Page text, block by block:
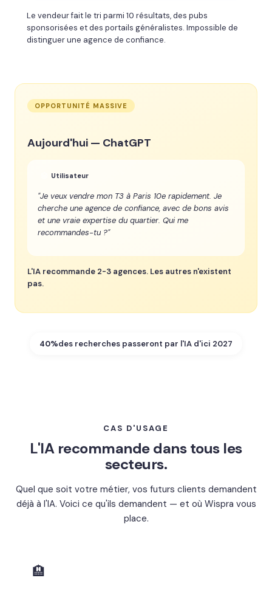
Le vendeur fait le tri parmi 10 résultats, des pubs
sponsorisées et des portails généralistes. Impossible de
distinguer une agence de confiance.
OPPORTUNITÉ MASSIVE
Aujourd'hui — ChatGPT
Utilisateur
"Je veux vendre mon T3 à Paris 10e rapidement. Je
cherche une agence de confiance, avec de bons avis
et une vraie expertise du quartier. Qui me
recommandes-tu ?"
L'IA recommande 2-3 agences. Les autres n'existent
pas.
40%des recherches passeront par l'IA d'ici 2027
CAS D'USAGE
L'IA recommande dans tous les
secteurs.
Quel que soit votre métier, vos futurs clients demandent
déjà à l'IA. Voici ce qu'ils demandent — et où Wispra vous
place.
🏨